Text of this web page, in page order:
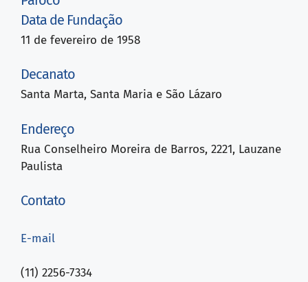
Data de Fundação
11 de fevereiro de 1958
Decanato
Santa Marta, Santa Maria e São Lázaro
Endereço
Rua Conselheiro Moreira de Barros, 2221, Lauzane
Paulista
Contato
E-mail
(11) 2256-7334